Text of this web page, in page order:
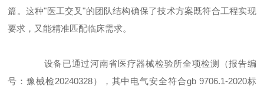
篇。这种"医工交叉"的团队结构确保了技术方案既符合工程实现
要求，又能精准匹配临床需求。
设备已通过河南省医疗器械检验所全项检测（报告编
号：豫械检20240328），其中电气安全符合gb 9706.1-2020标